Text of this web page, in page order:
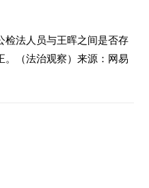
检法人员与王晖之间是否存
。（法治观察）来源：网易